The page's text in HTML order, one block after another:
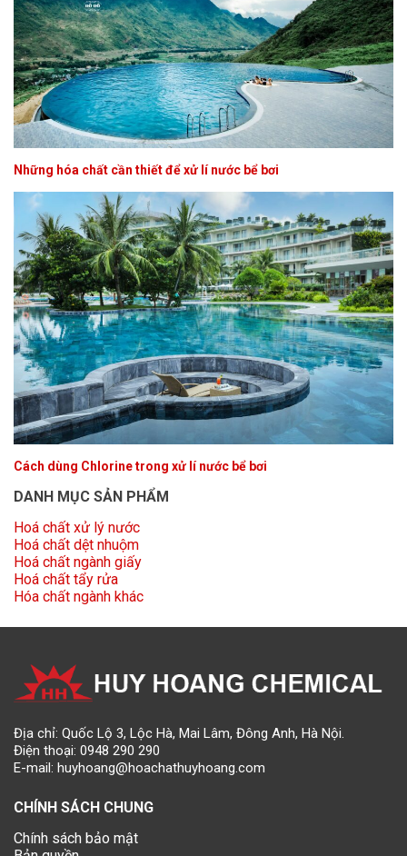
Những hóa chất cần thiết để xử lí nước bể bơi
Cách dùng Chlorine trong xử lí nước bể bơi
DANH MỤC SẢN PHẨM
Hoá chất xử lý nước
Hoá chất dệt nhuộm
Hoá chất ngành giấy
Hoá chất tẩy rửa
Hóa chất ngành khác
Địa chỉ: Quốc Lộ 3, Lộc Hà, Mai Lâm, Đông Anh, Hà Nội.
Điện thoại: 0948 290 290
E-mail: huyhoang@hoachathuyhoang.com
CHÍNH SÁCH CHUNG
Chính sách bảo mật